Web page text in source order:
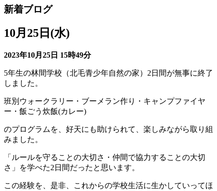
新着ブログ
10月25日(水)
2023年10月25日 15時49分
5年生の林間学校（北毛青少年自然の家）2日間が無事に終了
しました。
班別ウォークラリー・ブーメラン作り・キャンプファイヤ
ー・飯ごう炊飯(カレー)
のプログラムを、好天にも助けられて、楽しみながら取り組
みました。
「ルールを守ることの大切さ・仲間で協力することの大切
さ」を学べた2日間だったと思います。
この経験を、是非、これからの学校生活に生かしていってほ